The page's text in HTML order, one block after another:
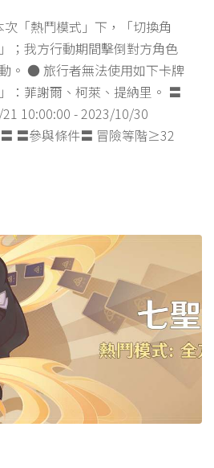
「熱鬥模式」下，「切換角
；我方行動期間擊倒對方角色
。 ● 旅行者無法使用如下卡牌
：菲謝爾、柯萊、提納里。 〓
10:00:00 - 2023/10/30
〓參與條件〓 冒險等階≥32